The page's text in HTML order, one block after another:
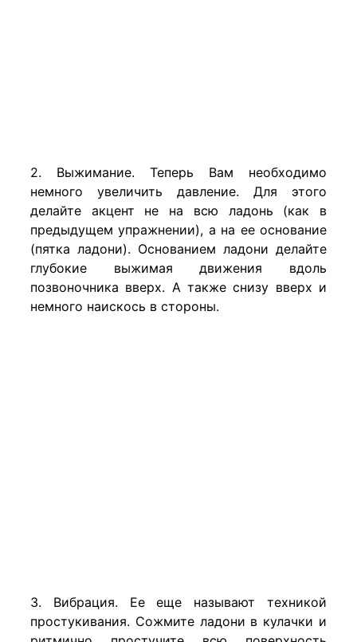
2. Выжимание. Теперь Вам необходимо
немного увеличить давление. Для этого
делайте акцент не на всю ладонь (как в
предыдущем упражнении), а на ее основание
(пятка ладони). Основанием ладони делайте
глубокие выжимая движения вдоль
позвоночника вверх. А также снизу вверх и
немного наискось в стороны.
3. Вибрация. Ее еще называют техникой
простукивания. Сожмите ладони в кулачки и